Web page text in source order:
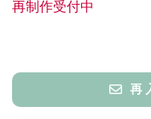
再制作受付中
再